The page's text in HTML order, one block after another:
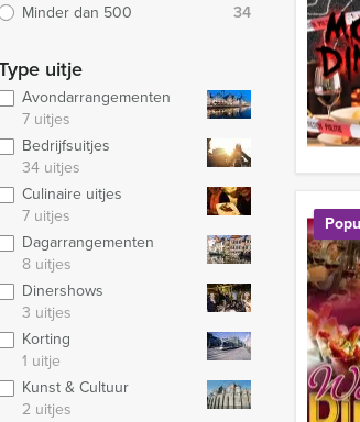
Minder dan 500
34
uitje
Avondarrangementen
7 uitjes
Bedrijfsuitjes
34 uitjes
Culinaire uitjes
7 uitjes
Dagarrangementen
8 uitjes
Dinershows
3 uitjes
Korting
1 uitje
Kunst & Cultuur
2 uitjes